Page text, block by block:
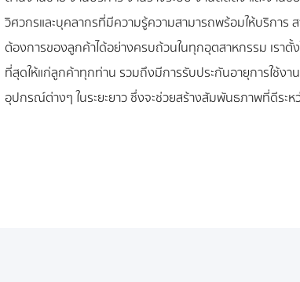
วิศวกรและบุคลากรที่มีความรู้ความสามารถพร้อมให้บริการ
ต้องการของลูกค้าได้อย่างครบถ้วนในทุกอุตสาหกรรม เราตั้
ที่สุดให้แก่ลูกค้าทุกท่าน รวมถึงมีการรับประกันอายุการใช้งา
อุปกรณ์ต่างๆ ในระยะยาว ซึ่งจะช่วยสร้างสัมพันธภาพที่ดีระ